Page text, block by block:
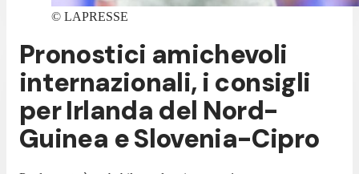
© LAPRESSE
Pronostici amichevoli
internazionali, i consigli
per Irlanda del Nord-
Guinea e Slovenia-Cipro